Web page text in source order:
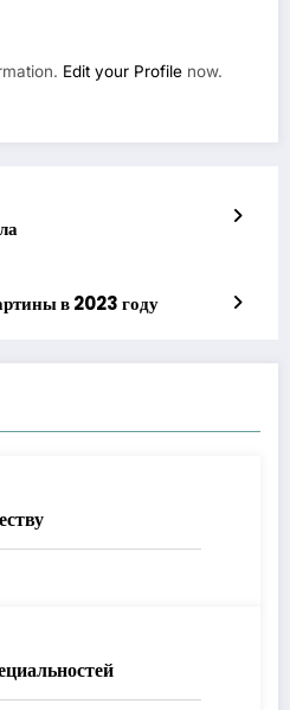
Edit your Profile now.
в 2023 году